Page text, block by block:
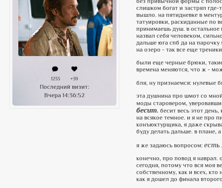
1233 +39
Последний визит:
Вчера 14:36:52
слишком богат и застрял
вышло. на пятидневке в
татуировки, раскиданные по
принимаешь душ. в остальное
назвал себя человеком,
дальше юга спб да на парочку
на озеро - так все еще
были еще черные брюки,
времена меняются, что ж -
бля, ну признаемся: нулевые
эта душнина про шмот со
моды старовером,
бесит. бесит весь этот
на всякое темное. и я не про
конъюктурщика, я даже
буду делать дальше. в плане,
я же задаюсь вопросом: есть
конечно, про повод я наврал.
сегодня, потому что вся моя
собственному, как и всех,
как я дошел до финала